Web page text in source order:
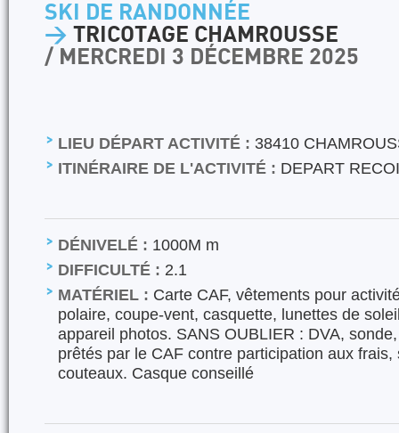
SKI DE RANDONNÉE
> TRICOTAGE CHAMROUSSE
/ MERCREDI 3 DÉCEMBRE 2025
LIEU DÉPART ACTIVITÉ : 38410
ITINÉRAIRE DE L'ACTIVITÉ : DEPART
DÉNIVELÉ : 1000M m
DIFFICULTÉ : 2.1
MATÉRIEL : Carte CAF, vêtements pour
polaire, coupe-vent, casquette, lunettes de
appareil photos. SANS OUBLIER : DVA,
prêtés par le CAF contre participation aux
couteaux. Casque conseillé